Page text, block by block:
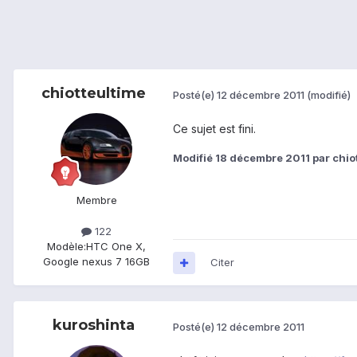
chiotteultime
Membre
122
Modèle:HTC One X,
Google nexus 7 16GB
Posté(e) 12 décembre 2011 (modifié)
Ce sujet est fini.
Modifié 18 décembre 2011 par
Citer
kuroshinta Posté(e) 12 décembre 2011